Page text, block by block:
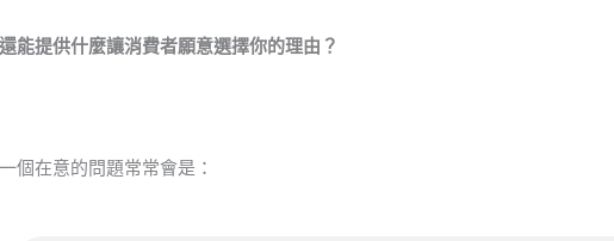
能提供什麼讓消費者願意選擇你的理由？
個在意的問題常常會是：